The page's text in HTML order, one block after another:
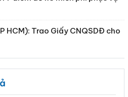
HCM): Trao Giấy CNQSDĐ cho